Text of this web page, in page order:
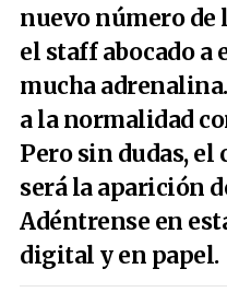
nuevo número de
el staff abocado a
mucha
a la normalidad
Pero sin dudas,
será la aparición
Adéntrense en
digital y en papel.